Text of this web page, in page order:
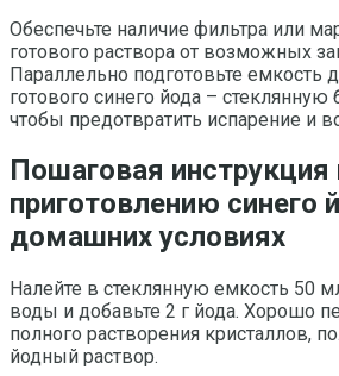
Обеспечьте наличие фильтра или
готового раствора от возможных
Параллельно подготовьте емкость
готового синего йода –
чтобы предотвратить испарение и
Пошаговая инструкция
приготовлению синего
домашних условиях
Налейте в стеклянную емкость 50
воды и добавьте 2 г йода. Хорошо
полного растворения кристаллов,
йодный раствор.